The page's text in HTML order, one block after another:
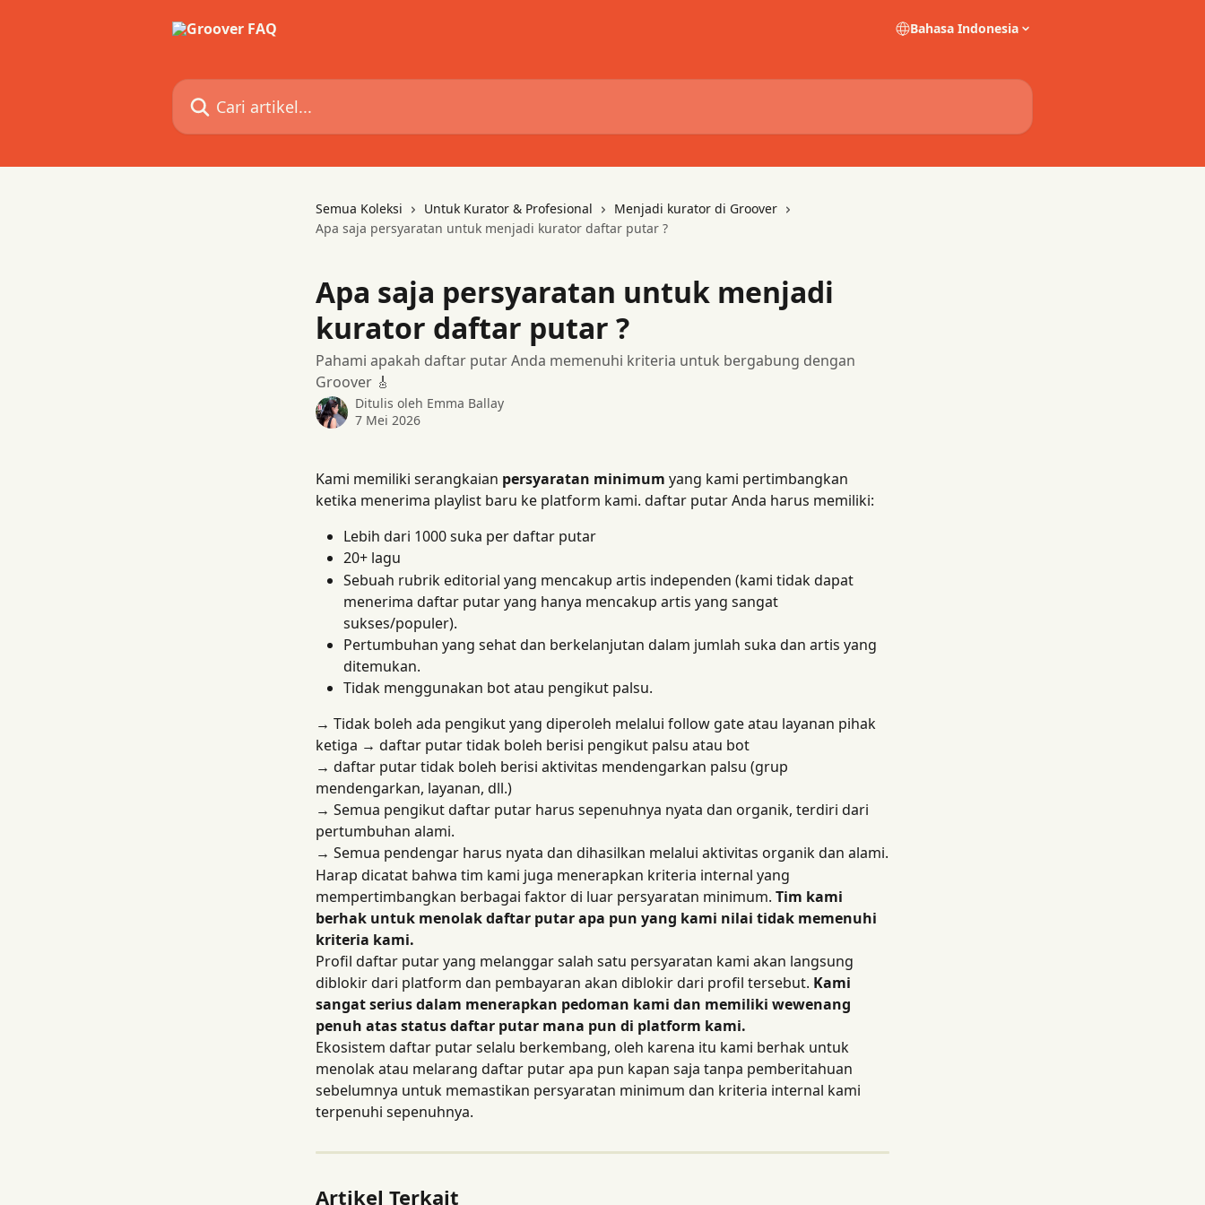
Bahasa Indonesia
Cari artikel...
Semua Koleksi Untuk Kurator & Profesional
Menjadi kurator di Groover
Apa saja persyaratan untuk menjadi kurator daftar putar ?
Apa saja persyaratan untuk menjadi
kurator daftar putar ?
Pahami apakah daftar putar Anda memenuhi kriteria untuk bergabung dengan
Groover 🎸
Ditulis oleh Emma Ballay
7 Mei 2026
Kami memiliki serangkaian persyaratan minimum yang kami pertimbangkan
ketika menerima playlist baru ke platform kami. daftar putar Anda harus memiliki:
Lebih dari 1000 suka per daftar putar
20+ lagu
Sebuah rubrik editorial yang mencakup artis independen (kami tidak dapat
menerima daftar putar yang hanya mencakup artis yang sangat
sukses/populer).
Pertumbuhan yang sehat dan berkelanjutan dalam jumlah suka dan artis yang
ditemukan.
Tidak menggunakan bot atau pengikut palsu.
→ Tidak boleh ada pengikut yang diperoleh melalui follow gate atau layanan pihak
ketiga → daftar putar tidak boleh berisi pengikut palsu atau bot
→ daftar putar tidak boleh berisi aktivitas mendengarkan palsu (grup
mendengarkan, layanan, dll.)
→ Semua pengikut daftar putar harus sepenuhnya nyata dan organik, terdiri dari
pertumbuhan alami.
→ Semua pendengar harus nyata dan dihasilkan melalui aktivitas organik dan alami.
Harap dicatat bahwa tim kami juga menerapkan kriteria internal yang
mempertimbangkan berbagai faktor di luar persyaratan minimum. Tim kami
berhak untuk menolak daftar putar apa pun yang kami nilai tidak memenuhi
kriteria kami.
Profil daftar putar yang melanggar salah satu persyaratan kami akan langsung
diblokir dari platform dan pembayaran akan diblokir dari profil tersebut. Kami
sangat serius dalam menerapkan pedoman kami dan memiliki wewenang
penuh atas status daftar putar mana pun di platform kami.
Ekosistem daftar putar selalu berkembang, oleh karena itu kami berhak untuk
menolak atau melarang daftar putar apa pun kapan saja tanpa pemberitahuan
sebelumnya untuk memastikan persyaratan minimum dan kriteria internal kami
terpenuhi sepenuhnya.
Artikel Terkait